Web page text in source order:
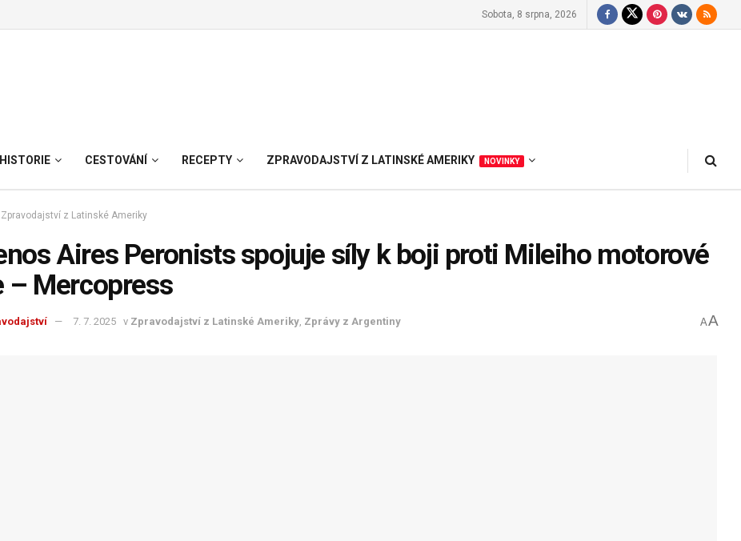
Sobota, 8 srpna, 2026
HISTORIE CESTOVÁNÍ RECEPTY ZPRAVODAJSTVÍ Z LATINSKÉ AMERIKY NOVINKY
Zpravodajství z Latinské Ameriky
Aires Peronists spojuje síly k boji proti Mileiho motorové
– Mercopress
7. 7. 2025 v Zpravodajství z Latinské Ameriky, Zprávy z Argentiny AA